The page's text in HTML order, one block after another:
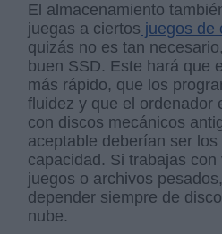
El almacenamiento
juegas a ciertos juegos de
quizás no es tan
buen SSD. Este hará que
más rápido, que los
fluidez y que el ordenador
con discos mecánicos
aceptable deberían ser los
capacidad. Si trabajas
juegos o archivos
depender siempre de
nube.